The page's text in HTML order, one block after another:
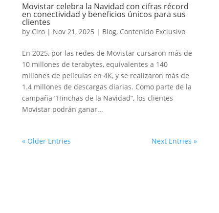
Movistar celebra la Navidad con cifras récord
en conectividad y beneficios únicos para sus
clientes
by Ciro| Nov 21, 2025 | Blog, Contenido Exclusivo
En 2025, por las redes de Movistar cursaron más de
10 millones de terabytes, equivalentes a 140
millones de películas en 4K, y se realizaron más de
1.4 millones de descargas diarias. Como parte de la
campaña “Hinchas de la Navidad”, los clientes
Movistar podrán ganar...
« Older Entries Next Entries »